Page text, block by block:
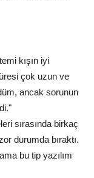
kışın iyi
çok uzun ve
ancak sorunun
sırasında birkaç
durumda bıraktı.
bu tip yazılım